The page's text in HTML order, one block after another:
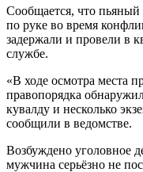
Сообщается, что
по руке во время
задержали и провели в
службе.
«В ходе осмотра места
правопорядка
кувалду и несколько
сообщили в ведомстве.
Возбуждено уголовное
мужчина серьёзно не